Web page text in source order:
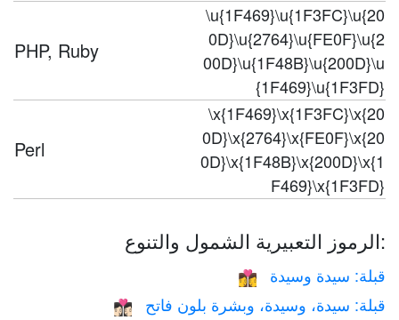
PHP, Ruby
\u{1F469}\u{1F3FC}\u{20
0D}\u{2764}\u{FE0F}\u{2
00D}\u{1F48B}\u{200D}\u
{1F469}\u{1F3FD}
Perl
\x{1F469}\x{1F3FC}\x{20
0D}\x{2764}\x{FE0F}\x{20
0D}\x{1F48B}\x{200D}\x{1
F469}\x{1F3FD}
الرموز التعبيرية الشمول والتنوع:
👩‍❤️‍💋‍👩 قبلة: سيدة وسيدة
👩🏻‍❤️‍💋‍👩🏻 قبلة: سيدة، وسيدة، وبشرة بلون فاتح